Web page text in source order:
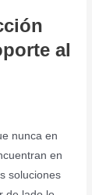
al
nunca en
en
soluciones